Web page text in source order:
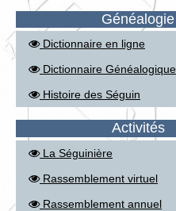
Généalogie
Dictionnaire en ligne
Dictionnaire Généalogique
Histoire des Séguin
Activités
La Séguinière
Rassemblement virtuel
Rassemblement annuel